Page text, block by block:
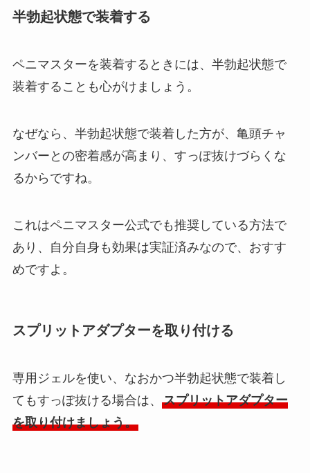
半勃起状態で装着する
ペニマスターを装着するときには、半勃起状態で
装着することも心がけましょう。
なぜなら、半勃起状態で装着した方が、亀頭チャ
ンバーとの密着感が高まり、すっぽ抜けづらくな
るからですね。
これはペニマスター公式でも推奨している方法で
あり、自分自身も効果は実証済みなので、おすす
めですよ。
スプリットアダプターを取り付ける
専用ジェルを使い、なおかつ半勃起状態で装着し
てもすっぽ抜ける場合は、 スプリットアダプター
を取り付けましょう。